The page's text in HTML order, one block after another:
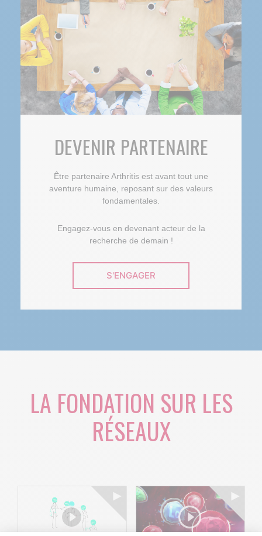
DEVENIR PARTENAIRE
Être partenaire Arthritis est avant tout une
aventure humaine, reposant sur des valeurs
fondamentales.
Engagez-vous en devenant acteur de la
recherche de demain !
S'ENGAGER
LA FONDATION SUR LES
RÉSEAUX